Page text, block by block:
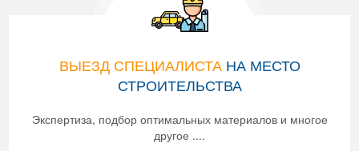
ВЫЕЗД СПЕЦИАЛИСТАНА МЕСТО
СТРОИТЕЛЬСТВА
Экспертиза, подбор оптимальных материалов и многое
другое ....